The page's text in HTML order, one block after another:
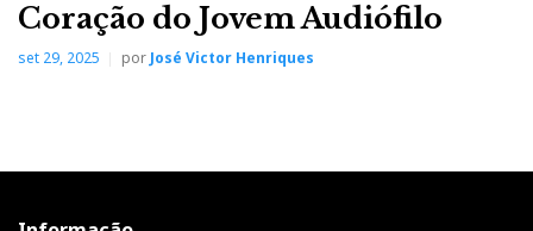
Coração do Jovem Audiófilo
set 29, 2025 por José Victor Henriques